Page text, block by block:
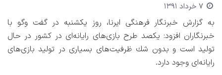
7 خرداد 1391
به گزارش خبرنگار فرهنگی ایرنا، روز یكشنبه در گفت وگو با
خبرنگاران افزود: یكصد طرح بازی‌های رایانه‌ای در كشور در حال
تولید است و بدون شك ظرفیت‌های بسیاری در تولید بازی‌های
رایانه‌ای وجود دارد.